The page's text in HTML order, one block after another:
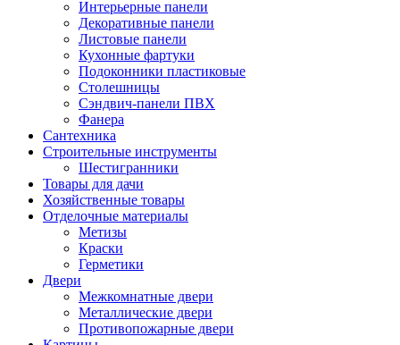
Интерьерные панели
Декоративные панели
Листовые панели
Кухонные фартуки
Подоконники пластиковые
Столешницы
Сэндвич-панели ПВХ
Фанера
Сантехника
Строительные инструменты
Шестигранники
Товары для дачи
Хозяйственные товары
Отделочные материалы
Метизы
Краски
Герметики
Двери
Межкомнатные двери
Металлические двери
Противопожарные двери